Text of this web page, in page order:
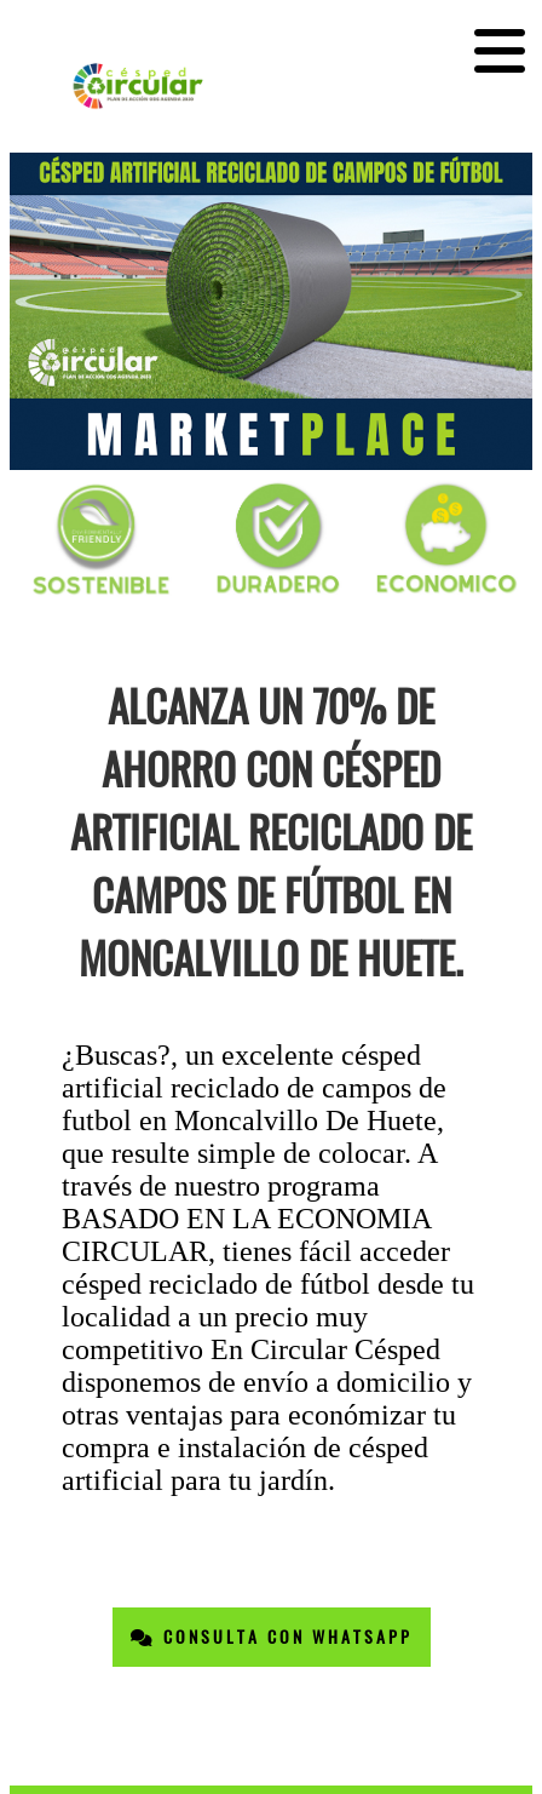
ALCANZA UN 70% DE
AHORRO CON CÉSPED
ARTIFICIAL RECICLADO DE
CAMPOS DE FÚTBOL EN
MONCALVILLO DE HUETE.
¿Buscas?, un excelente césped
artificial reciclado de campos de
futbol en Moncalvillo De Huete,
que resulte simple de colocar. A
través de nuestro programa
BASADO EN LA ECONOMIA
CIRCULAR, tienes fácil acceder
césped reciclado de fútbol desde tu
localidad a un precio muy
competitivo En Circular Césped
disponemos de envío a domicilio y
otras ventajas para económizar tu
compra e instalación de césped
artificial para tu jardín.
CONSULTA CON WHATSAPP